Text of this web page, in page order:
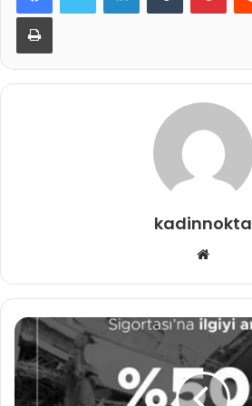
Yazdır
kadinnokta
Web